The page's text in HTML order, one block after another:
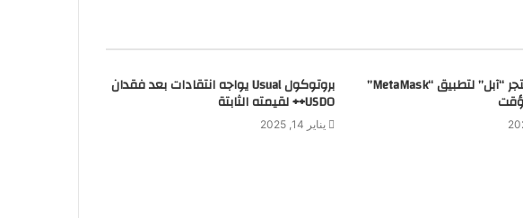
إعادة طرح متجر “آبل” لتطبيق “MetaMask” بروتوكول Usual يواجه انتقادات بعد فقدان
USD0++ لقيمته الثابتة
يناير 14, 2025